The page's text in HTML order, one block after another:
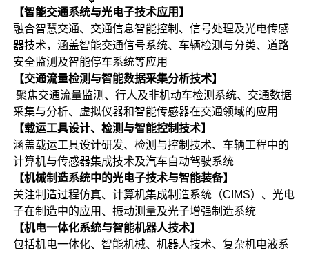
【智能交通系统与光电子技术应用】
融合智慧交通、交通信息智能控制、信号处理及光电传感
器技术，涵盖智能交通信号系统、车辆检测与分类、道路
安全监测及智能停车系统等应用
【交通流量检测与智能数据采集分析技术】
聚焦交通流量监测、行人及非机动车检测系统、交通数据
采集与分析、虚拟仪器和智能传感器在交通领域的应用
【载运工具设计、检测与智能控制技术】
涵盖载运工具设计研发、检测与控制技术、车辆工程中的
计算机与传感器集成技术及汽车自动驾驶系统
【机械制造系统中的光电子技术与智能装备】
关注制造过程仿真、计算机集成制造系统（CIMS）、光电
子在制造中的应用、振动测量及光子增强制造系统
【机电一体化系统与智能机器人技术】
包括机电一体化、智能机械、机器人技术、复杂机电液系